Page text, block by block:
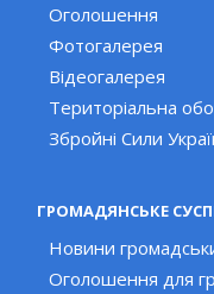
Оголошення
Фотогалерея
Відеогалерея
Територіальна
Збройні Сили
ГРОМАДЯНСЬКЕ
Новини
Оголошення для